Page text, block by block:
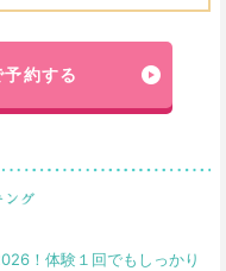
約する
！体験１回でもしっかり